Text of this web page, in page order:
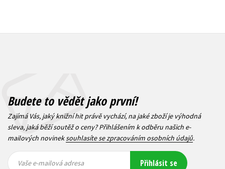
Budete to vědět jako první!
Zajímá Vás, jaký knižní hit právě vychází, na jaké zboží je výhodná
sleva, jaká běží soutěž o ceny? Přihlášením k odběru našich e-
mailových novineksouhlasíte se zpracováním osobních údajů.
mailová
mailová
Vaše e-mailová adresa Přihlásit se